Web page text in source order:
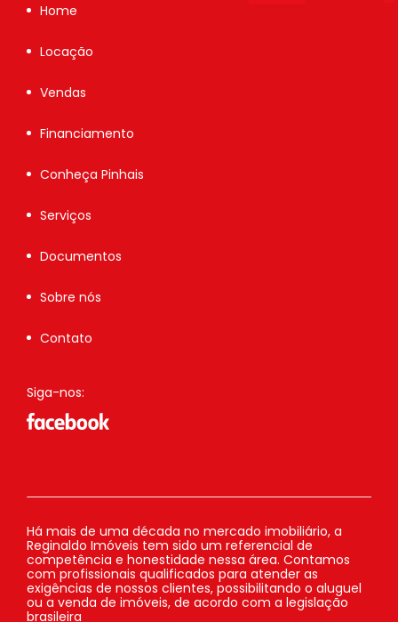
Home
Locação
Vendas
Financiamento
Conheça Pinhais
Serviços
Documentos
Sobre nós
Contato
Siga-nos:
Há mais de uma década no mercado imobiliário, a
Reginaldo Imóveis tem sido um referencial de
competência e honestidade nessa área. Contamos
com profissionais qualificados para atender as
exigências de nossos clientes, possibilitando o aluguel
ou a venda de imóveis, de acordo com a legislação
brasileira